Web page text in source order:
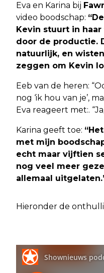
Eva en Karina bij
video boodschap:
Kevin stuurt in
door de productie.
natuurlijk, en
zeggen om Kevin
Eeb van de heren:
nog ‘ik hou van je’,
Eva reageert met:.
Karina geeft toe:
met mijn
echt maar vijftien
nog veel meer
allemaal
Hieronder de